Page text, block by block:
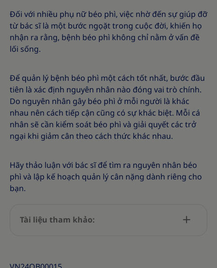
Đối với nhiều phụ nữ béo phì, việc nhờ đến sự giúp đỡ
từ bác sĩ là một bước ngọặt trong cuộc đời, khiến họ
nhận ra rằng, bệnh béo phì không chỉ nằm ở vấn đề
lối sống.
Để quản lý bệnh béo phì một cách tốt nhất, bước đầu
tiên là xác định nguyên nhân nào đóng vai trò chính.
Do nguyên nhân gây béo phì ở mỗi người là khác
nhau nên cách tiếp cận cũng có sự khác biệt. Mỗi cá
nhân sẽ cần kiểm soát béo phì và giải quyết các trở
ngại khi giảm cân theo cách thức khác nhau.
Hãy thảo luận với bác sĩ để tìm ra nguyên nhân béo
phì và lập kế hoạch quản lý cân nặng dành riêng cho
bạn.
Tài liệu tham khảo: